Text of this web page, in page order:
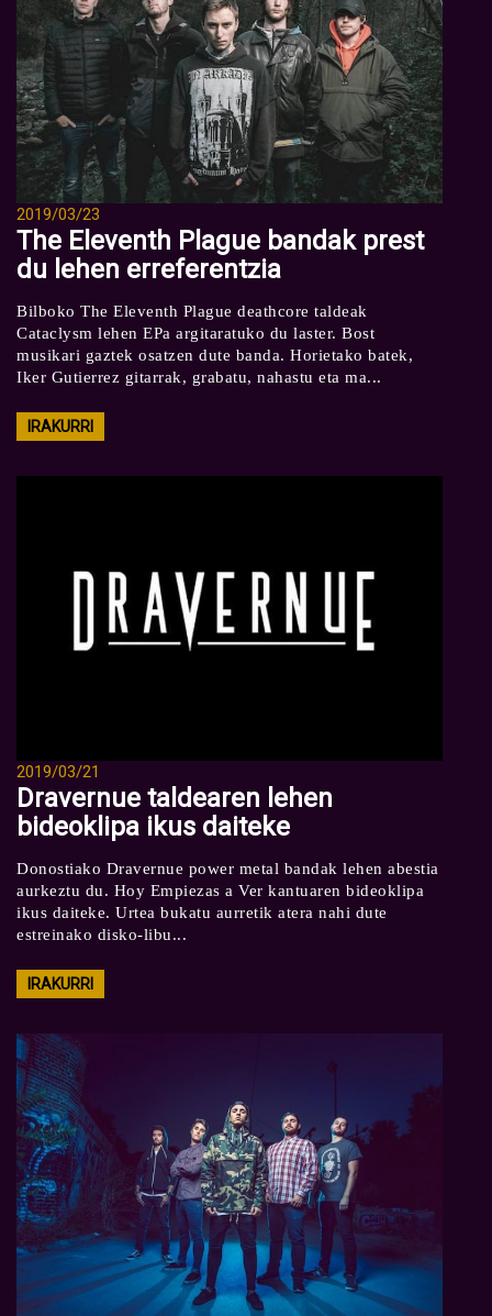
2019/03/23
The Eleventh Plague bandak prest
du lehen erreferentzia
Bilboko The Eleventh Plague deathcore taldeak
Cataclysm lehen EPa argitaratuko du laster. Bost
musikari gaztek osatzen dute banda. Horietako batek,
Iker Gutierrez gitarrak, grabatu, nahastu eta ma...
IRAKURRI
2019/03/21
Dravernue taldearen lehen
bideoklipa ikus daiteke
Donostiako Dravernue power metal bandak lehen abestia
aurkeztu du. Hoy Empiezas a Ver kantuaren bideoklipa
ikus daiteke. Urtea bukatu aurretik atera nahi dute
estreinako disko-libu...
IRAKURRI